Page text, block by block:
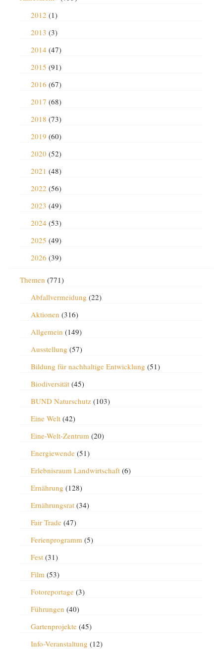
2012 (1)
2013 (3)
2014 (47)
2015 (91)
2016 (67)
2017 (68)
2018 (73)
2019 (60)
2020 (52)
2021 (48)
2022 (56)
2023 (49)
2024 (53)
2025 (49)
2026 (39)
Themen (771)
Abfallvermeidung (22)
Aktionen (316)
Allgemein (149)
Ausstellung (57)
Bildung für nachhaltige Entwicklung (51)
Biodiversität(45)
BUND Naturschutz(103)
Eine Welt(42)
Eine-Welt-Zentrum(20)
Energiewende(51)
Erlebnisraum Landwirtschaft(6)
Ernährung (128)
Ernährungsrat(34)
Fair Trade(47)
Ferienprogramm(5)
Fest(31)
Film(53)
Fotoreportage(3)
Führungen (40)
Gartenprojekte(45)
Info-Veranstaltung (12)